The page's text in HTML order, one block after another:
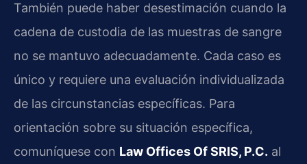
También puede haber desestimación cuando la
cadena de custodia de las muestras de sangre
no se mantuvo adecuadamente. Cada caso es
único y requiere una evaluación individualizada
de las circunstancias específicas. Para
orientación sobre su situación específica,
comuníquese con Law Offices Of SRIS, P.C. al